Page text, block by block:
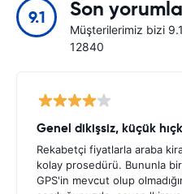
9.1 Son
Müşterilerimiz bizi
12840
Genel dikişsiz, küçük
Rekabetçi fiyatlarla araba
kolay prosedürü. Bununla
GPS'in mevcut olup